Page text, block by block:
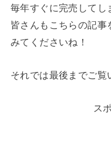
毎年すぐに完売してし
皆さんもこちらの記事
みてくださいね！
それでは最後までご覧
ス